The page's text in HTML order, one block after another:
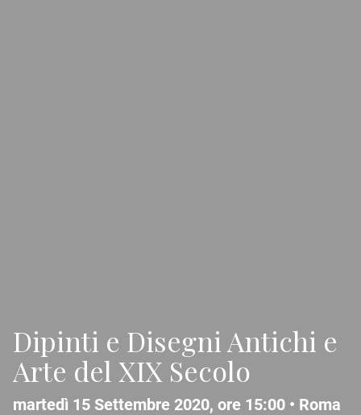
Dipinti e Disegni Antichi e
Arte del XIX Secolo
martedì 15 Settembre 2020, ore 15:00 • Roma